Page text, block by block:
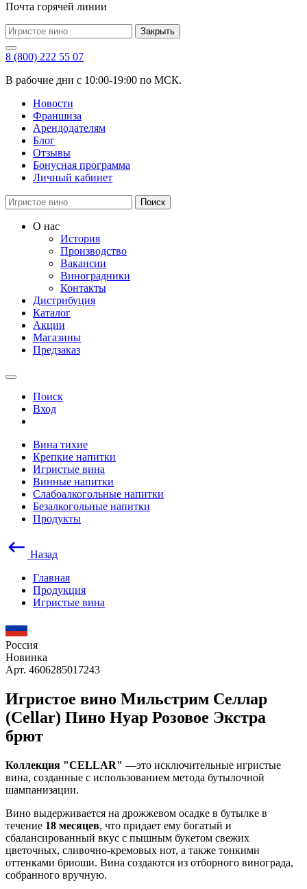
Почта горячей линии
Закрыть
8 (800) 222 55 07
В рабочие дни с 10:00-19:00 по МСК.
Новости
Франшиза
Арендодателям
Блог
Отзывы
Бонусная программа
Личный кабинет
Поиск
О нас
История
Производство
Вакансии
Виноградники
Контакты
Дистрибуция
Каталог
Акции
Магазины
Предзаказ
Поиск
Вход
Вина тихие
Крепкие напитки
Игристые вина
Винные напитки
Слабоалкогольные напитки
Безалкогольные напитки
Продукты
Назад
Главная
Продукция
Игристые вина
Россия
Новинка
Арт. 4606285017243
Игристое вино Мильстрим Селлар
(Cellar) Пино Нуар Розовое Экстра
брют
Коллекция "CELLAR" —это исключительные игристые
вина, созданные с использованием метода бутылочной
шампанизации.
Вино выдерживается на дрожжевом осадке в бутылке в
течение 18 месяцев, что придает ему богатый и
сбалансированный вкус с пышным букетом свежих
цветочных, сливочно-кремовых нот, а также тонкими
оттенками бриоши. Вина создаются из отборного винограда,
собранного вручную.